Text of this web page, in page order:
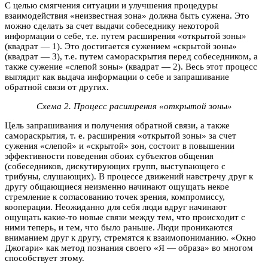
С целью смягчения ситуации и улучшения процедуры
взаимодействия «неизвестная зона» должна быть сужена. Это
можно сделать за счет выдачи собеседнику некоторой
информации о себе, т.е. путем расширения «открытой зоны»
(квадрат — 1). Это достигается сужением «скрытой зоны»
(квадрат — 3), т.е. путем самораскрытия перед собеседником, а
также сужение «слепой зоны» (квадрат — 2). Весь этот процесс
выглядит как выдача информации о себе и запрашивание
обратной связи от других.
Схема 2. Процесс расширения «открытой зоны»
Цель запрашивания и получения обратной связи, а также
самораскрытия, т. е. расширения «открытой зоны» за счет
сужения «слепой» и «скрытой» зон, состоит в повышении
эффективности поведения обоих субъектов общения
(собеседников, дискутирующих групп, выступающего с
трибуны, слушающих). В процессе движений навстречу друг к
другу общающиеся неизменно начинают ощущать некое
стремление к согласованию точек зрения, компромиссу,
кооперации. Неожиданно для себя люди вдруг начинают
ощущать какие-то новые связи между тем, что происходит с
ними теперь, и тем, что было раньше. Люди проникаются
вниманием друг к другу, стремятся к взаимопониманию. «Окно
Джогари» как метод познания своего «Я — образа» во многом
способствует этому.